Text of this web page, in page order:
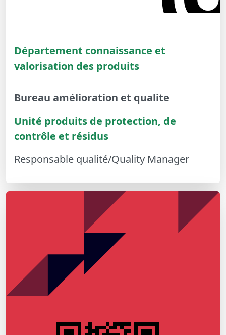
Département connaissance et
valorisation des produits
Bureau amélioration et qualite
Unité produits de protection, de
contrôle et résidus
Responsable qualité/Quality Manager